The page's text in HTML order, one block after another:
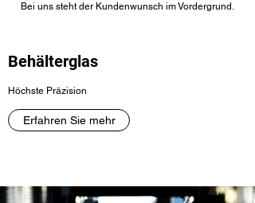
Bei uns steht der Kundenwunsch im Vordergrund.
Behälterglas
Höchste Präzision
Erfahren Sie mehr